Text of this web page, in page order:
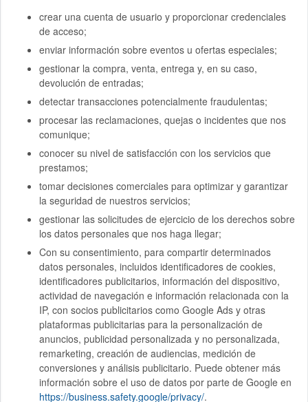
crear una cuenta de usuario y proporcionar credenciales
de acceso;
enviar información sobre eventos u ofertas especiales;
gestionar la compra, venta, entrega y, en su caso,
devolución de entradas;
detectar transacciones potencialmente fraudulentas;
procesar las reclamaciones, quejas o incidentes que nos
comunique;
conocer su nivel de satisfacción con los servicios que
prestamos;
tomar decisiones comerciales para optimizar y garantizar
la seguridad de nuestros servicios;
gestionar las solicitudes de ejercicio de los derechos sobre
los datos personales que nos haga llegar;
Con su consentimiento, para compartir determinados
datos personales, incluidos identificadores de cookies,
identificadores publicitarios, información del dispositivo,
actividad de navegación e información relacionada con la
IP, con socios publicitarios como Google Ads y otras
plataformas publicitarias para la personalización de
anuncios, publicidad personalizada y no personalizada,
remarketing, creación de audiencias, medición de
conversiones y análisis publicitario. Puede obtener más
información sobre el uso de datos por parte de Google en
https://business.safety.google/privacy/.